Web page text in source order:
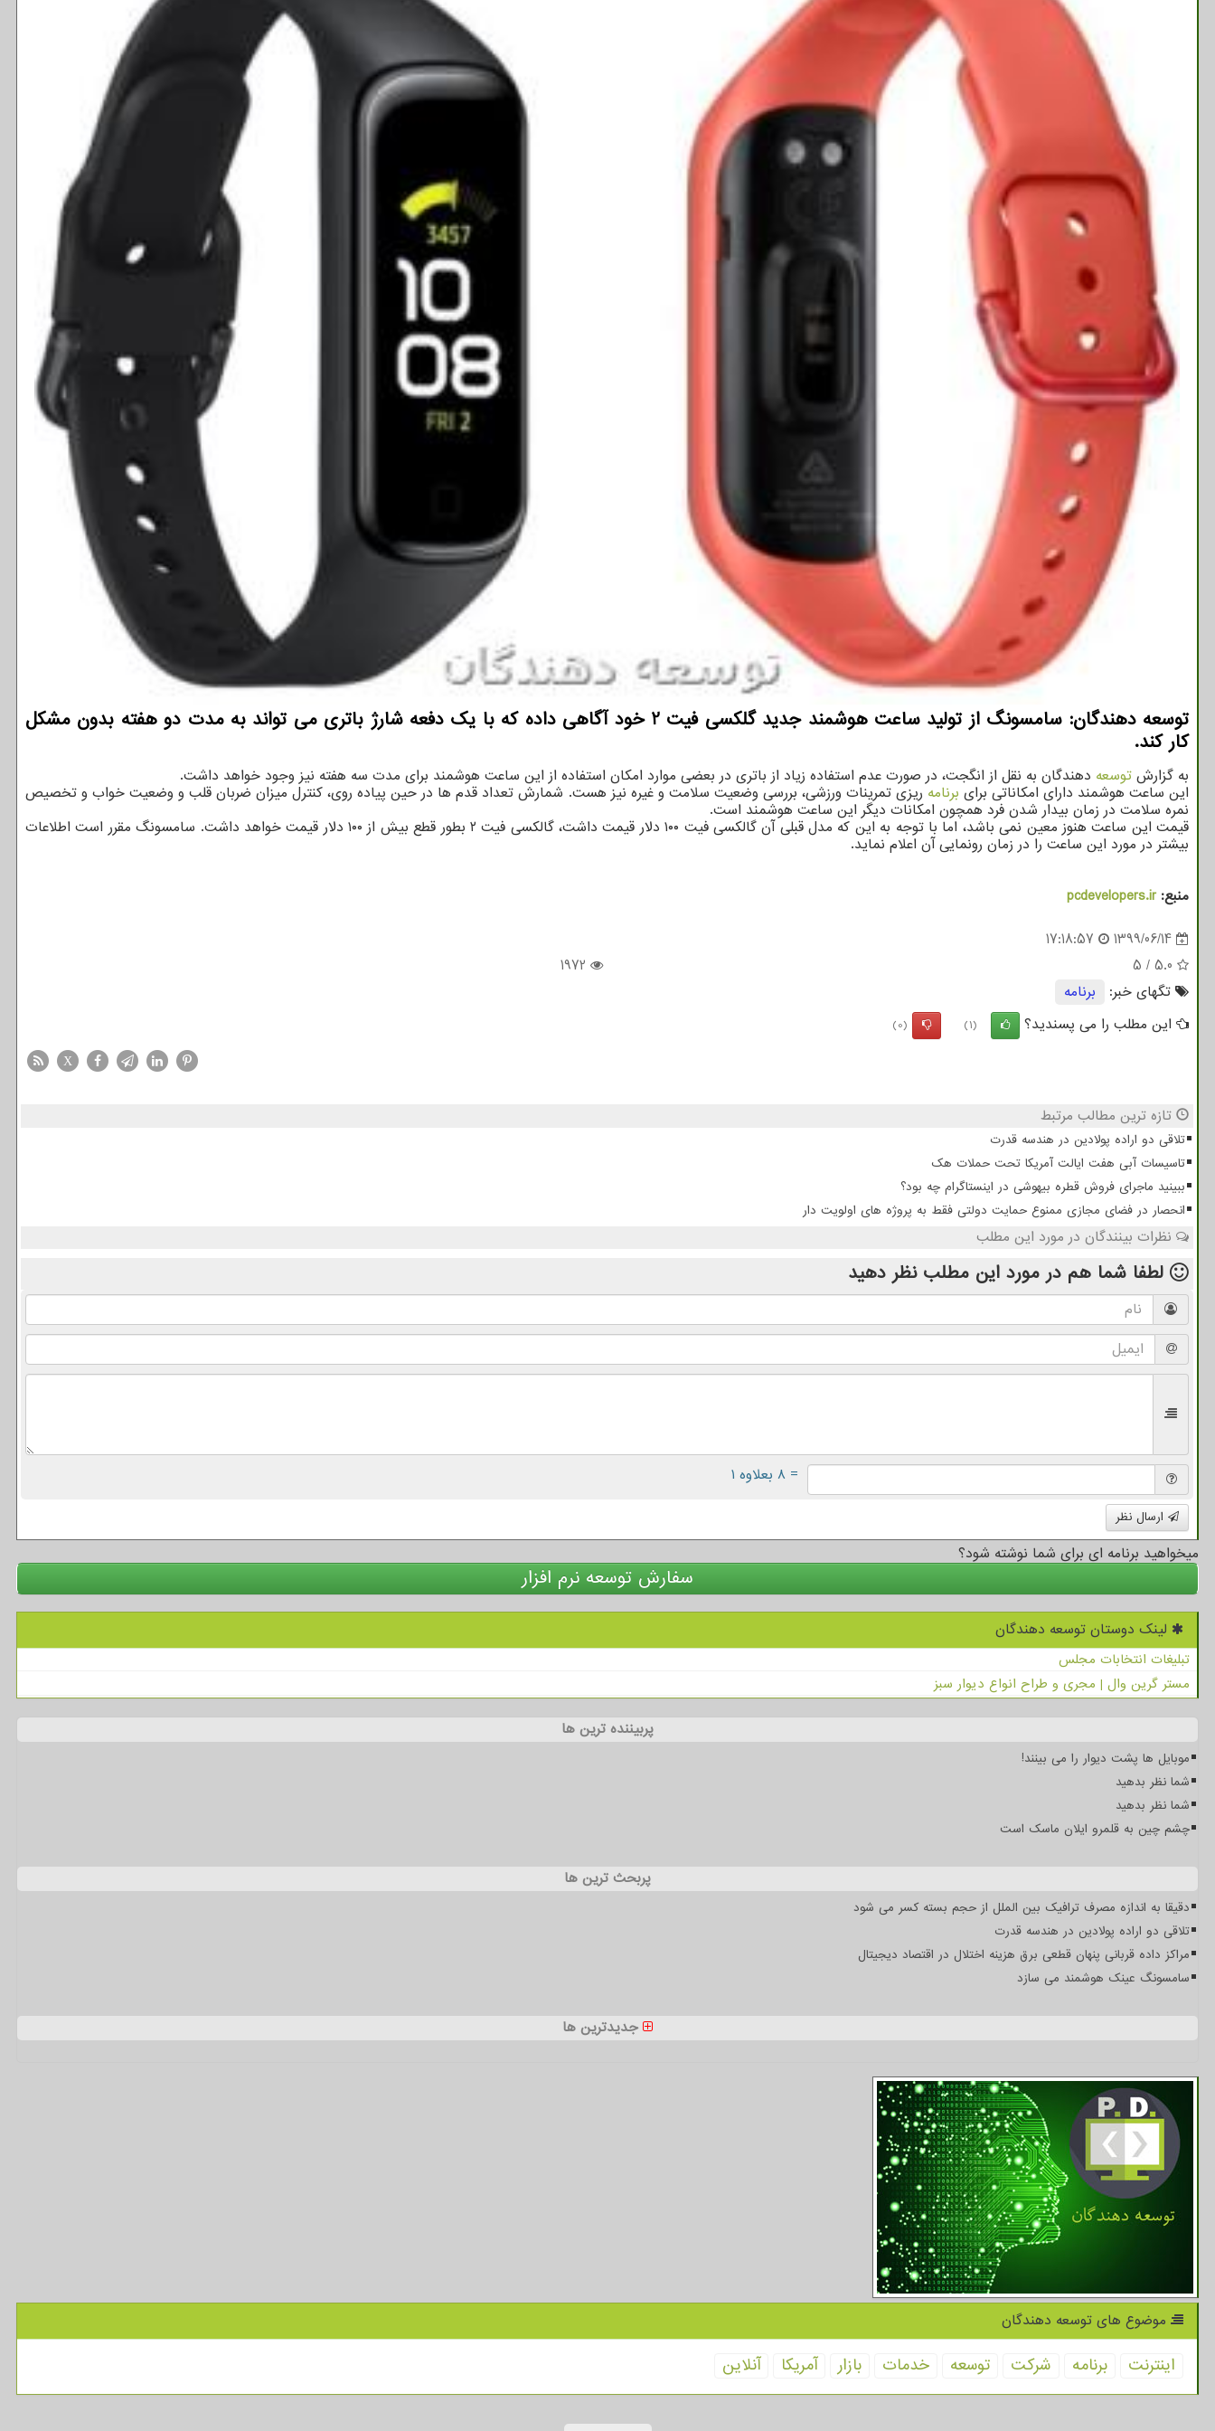
توسعه دهندگان: سامسونگ از تولید ساعت هوشمند جدید گلكسی فیت 2 خود آگاهی داده كه با یك دفعه شارژ باتری می تواند به مدت دو هفته بدون مشكل
كار كند.
به گزارش توسعه دهندگان به نقل از انگجت، در صورت عدم استفاده زیاد از باتری در بعضی موارد امکان استفاده از این ساعت هوشمند برای مدت سه هفته نیز وجود خواهد داشت.
این ساعت هوشمند دارای امکاناتی برای برنامه ریزی تمرینات ورزشی، بررسی وضعیت سلامت و غیره نیز هست. شمارش تعداد قدم ها در حین پیاده روی، کنترل میزان ضربان قلب و وضعیت خواب و تخصیص
نمره سلامت در زمان بیدار شدن فرد همچون امکانات دیگر این ساعت هوشمند است.
قیمت این ساعت هنوز معین نمی باشد، اما با توجه به این که مدل قبلی آن گالکسی فیت ۱۰۰ دلار قیمت داشت، گالکسی فیت ۲ بطور قطع بیش از ۱۰۰ دلار قیمت خواهد داشت. سامسونگ مقرر است اطلاعات
بیشتر در مورد این ساعت را در زمان رونمایی آن اعلام نماید.
منبع:pcdevelopers.ir
1399/06/14
17:18:57
5.0
/
5
1972
تگهای خبر:
برنامه
این مطلب را می پسندید؟
(1)
(0)
X
تازه ترین مطالب مرتبط
تلاقی دو اراده پولادین در هندسه قدرت
تاسیسات آبی هفت ایالت آمریکا تحت حملات هک
ببینید ماجرای فروش قطره بیهوشی در اینستاگرام چه بود؟
انحصار در فضای مجازی ممنوع حمایت دولتی فقط به پروژه های اولویت دار
نظرات بینندگان در مورد این مطلب
لطفا شما هم در مورد این مطلب نظر دهید
= ۸ بعلاوه ۱
ارسال نظر
میخواهید برنامه ای برای شما نوشته شود؟
سفارش توسعه نرم افزار
لینک دوستان توسعه دهندگان
تبلیغات انتخابات مجلس
مستر گرین وال | مجری و طراح انواع دیوار سبز
پربیننده ترین ها
موبایل ها پشت دیوار را می بینند!
شما نظر بدهید
شما نظر بدهید
چشم چین به قلمرو ایلان ماسک است
پربحث ترین ها
دقیقا به اندازه مصرف ترافیک بین الملل از حجم بسته کسر می شود
تلاقی دو اراده پولادین در هندسه قدرت
مراکز داده قربانی پنهان قطعی برق هزینه اختلال در اقتصاد دیجیتال
سامسونگ عینک هوشمند می سازد
جدیدترین ها
موضوع های توسعه دهندگان
اینترنت برنامه شركت توسعه خدمات بازار آمریكا آنلاین